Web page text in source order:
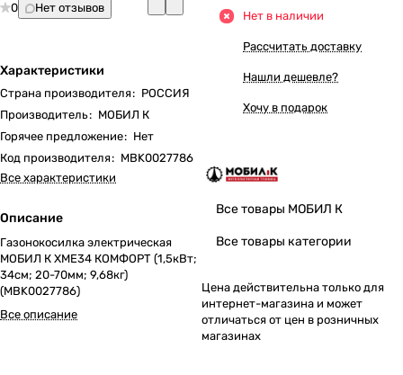
0 Нет отзывов
Характеристики
Страна производителя: РОССИЯ
Производитель: МОБИЛ К
Горячее предложение: Нет
Код производителя: MBK0027786
Все характеристики
Описание
Газонокосилка электрическая
МОБИЛ К XME34 КОМФОРТ (1,5кВт;
34cм; 20-70мм; 9,68кг)
(MBK0027786)
Все описание
Нет в наличии
Рассчитать доставку
Нашли дешевле?
Хочу в подарок
Все товары МОБИЛ К
Все товары категории
Цена действительна только для
интернет-магазина и может
отличаться от цен в розничных
магазинах